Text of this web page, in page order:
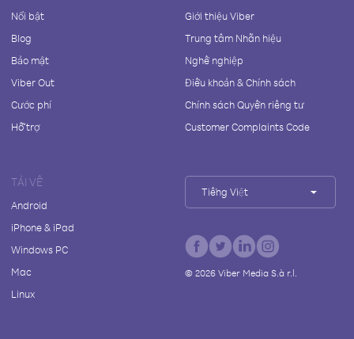
Nổi bật
Blog
Bảo mật
Viber Out
Cước phí
Hỗ trợ
Giới thiệu Viber
Trung tâm Nhãn hiệu
Nghề nghiệp
Điều khoản & Chính sách
Chính sách Quyền riêng tư
Customer Complaints Code
TẢI VỀ
Android
iPhone & iPad
Windows PC
Mac
Linux
Tiếng Việt
© 2026Viber Media S.à r.l.